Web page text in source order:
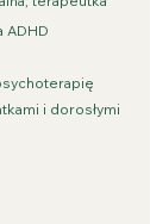
ADHD
i dorosłymi